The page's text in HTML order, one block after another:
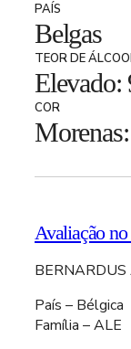
PAÍS
Belgas
TEOR DE
Elevado:
COR
Avaliação
País – Bélgica
Família – ALE